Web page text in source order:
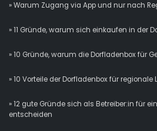
» Warum Zugang via App und nur nach
» 11 Gründe, warum sich einkaufen in der
» 10 Gründe, warum die Dorfladenbox für
» 10 Vorteile der Dorfladenbox für regionale
» 12 gute Gründe sich als Betreiber:in für
entscheiden